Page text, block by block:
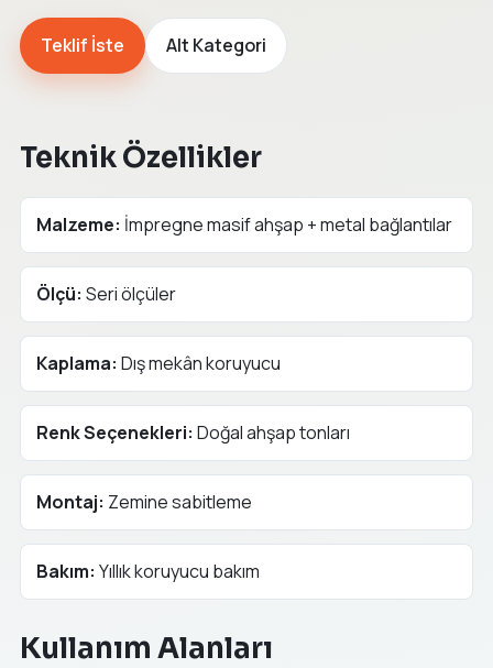
Teklif İste Alt Kategori
Teknik Özellikler
Malzeme: İmpregne masif ahşap + metal bağlantılar
Ölçü: Seri ölçüler
Kaplama: Dış mekân koruyucu
Renk Seçenekleri: Doğal ahşap tonları
Montaj: Zemine sabitleme
Bakım: Yıllık koruyucu bakım
Kullanım Alanları